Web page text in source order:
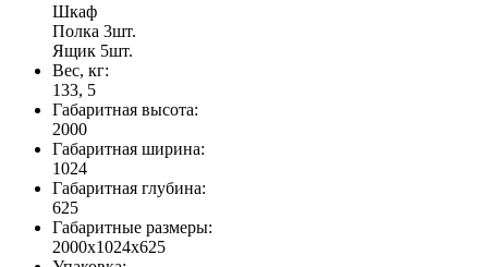
Шкаф
Полка 3шт.
Ящик 5шт.
Вес, кг:
133, 5
Габаритная высота:
2000
Габаритная ширина:
1024
Габаритная глубина:
625
Габаритные размеры:
2000x1024x625